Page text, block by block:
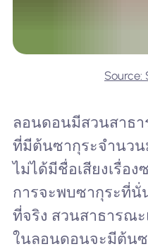
Source:
ลอนดอนมีสวนสาธ
ที่มีต้นซากุระจำนว
ไม่ได้มีชื่อเสียงเรื่อ
การจะพบซากุระที่นั่
ที่จริง สวนสาธารณ
ในลอนดอนจะมีต้น